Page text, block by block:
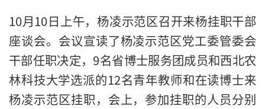
10月10日上午，杨凌示范区召开来杨挂职干部
座谈会。会议宣读了杨凌示范区党工委管委会
干部任职决定，9名省博士服务团成员和西北农
林科技大学选派的12名青年教师和在读博士来
杨凌示范区挂职，会上，参加挂职的人员分别